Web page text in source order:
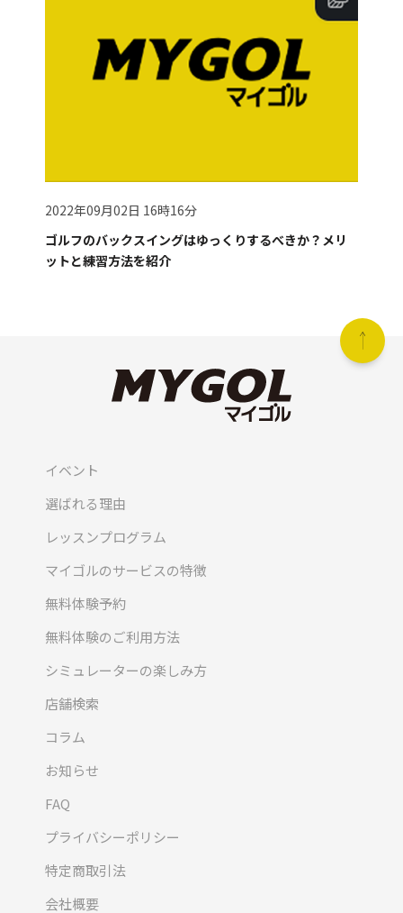
2022年09月02日 16時16分
ゴルフのバックスイングはゆっくりするべきか？メリ
ットと練習方法を紹介
イベント
選ばれる理由
レッスンプログラム
マイゴルのサービスの特徴
無料体験予約
無料体験のご利用方法
シミュレーターの楽しみ方
店舗検索
コラム
お知らせ
FAQ
プライバシーポリシー
特定商取引法
会社概要